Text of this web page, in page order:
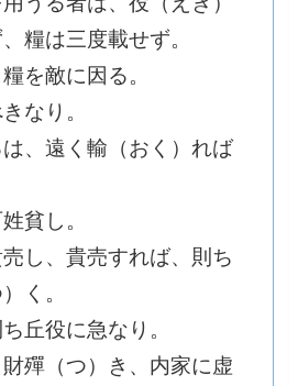
糧は三度載せず。
を敵に因る。
なり。
、遠く輸（おく）れば
貧し。
し、貴売すれば、則ち
く。
丘役に急なり。
殫（つ）き、内家に虚